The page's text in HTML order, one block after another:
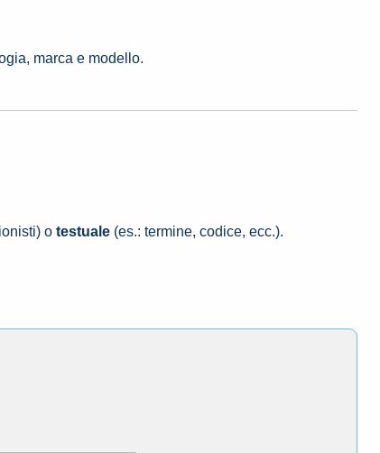
marca e modello.
o testuale (es.: termine, codice, ecc.).